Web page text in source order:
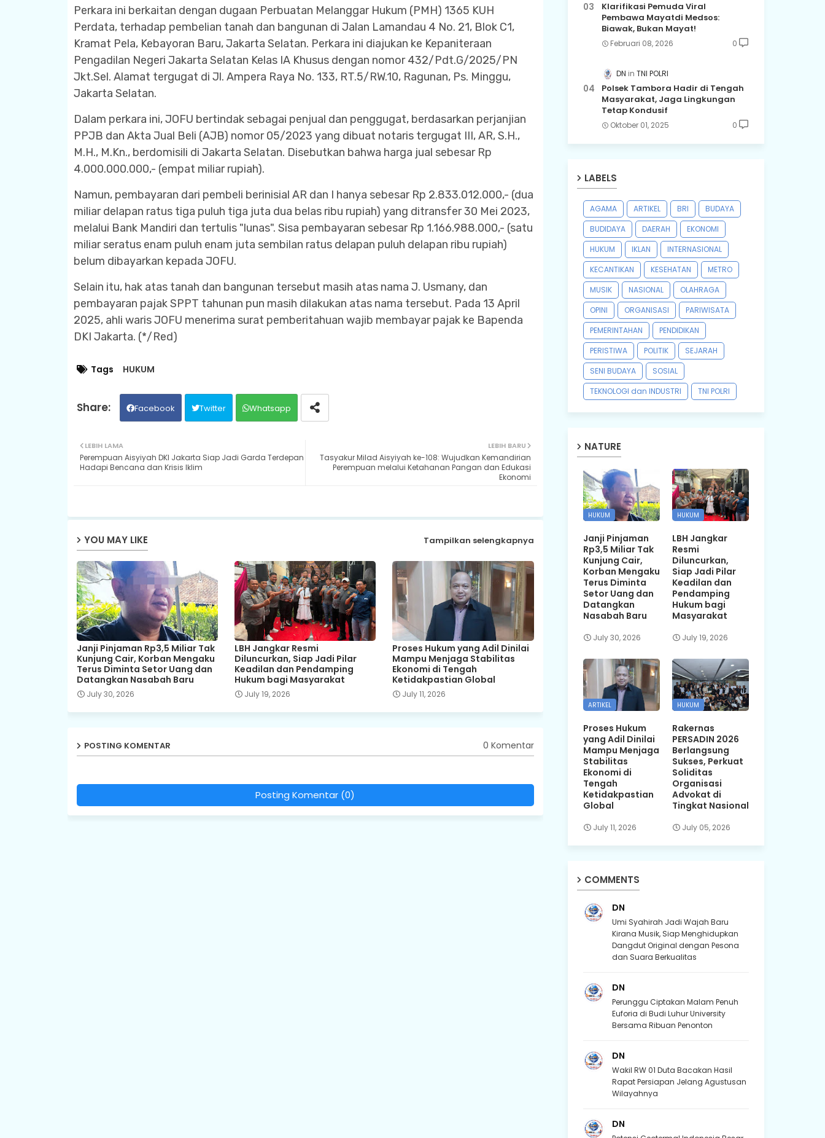
Perkara ini berkaitan dengan dugaan Perbuatan Melanggar Hukum (PMH) 1365 KUH
Perdata, terhadap pembelian tanah dan bangunan di Jalan Lamandau 4 No. 21, Blok C1,
Kramat Pela, Kebayoran Baru, Jakarta Selatan. Perkara ini diajukan ke Kepaniteraan
Pengadilan Negeri Jakarta Selatan Kelas IA Khusus dengan nomor 432/Pdt.G/2025/PN
Jkt.Sel. Alamat tergugat di Jl. Ampera Raya No. 133, RT.5/RW.10, Ragunan, Ps. Minggu,
Jakarta Selatan.
Dalam perkara ini, JOFU bertindak sebagai penjual dan penggugat, berdasarkan perjanjian
PPJB dan Akta Jual Beli (AJB) nomor 05/2023 yang dibuat notaris tergugat III, AR, S.H.,
M.H., M.Kn., berdomisili di Jakarta Selatan. Disebutkan bahwa harga jual sebesar Rp
4.000.000.000,- (empat miliar rupiah).
Namun, pembayaran dari pembeli berinisial AR dan I hanya sebesar Rp 2.833.012.000,- (dua
miliar delapan ratus tiga puluh tiga juta dua belas ribu rupiah) yang ditransfer 30 Mei 2023,
melalui Bank Mandiri dan tertulis "lunas". Sisa pembayaran sebesar Rp 1.166.988.000,- (satu
miliar seratus enam puluh enam juta sembilan ratus delapan puluh delapan ribu rupiah)
belum dibayarkan kepada JOFU.
Selain itu, hak atas tanah dan bangunan tersebut masih atas nama J. Usmany, dan
pembayaran pajak SPPT tahunan pun masih dilakukan atas nama tersebut. Pada 13 April
2025, ahli waris JOFU menerima surat pemberitahuan wajib membayar pajak ke Bapenda
DKI Jakarta. (*/Red)
Tags HUKUM
Facebook Twitter Whatsapp
LEBIH BARU
Tasyakur Milad Aisyiyah ke-108: Wujudkan Kemandirian
Perempuan melalui Ketahanan Pangan dan Edukasi
Ekonomi
LEBIH LAMA
Perempuan Aisyiyah DKI Jakarta Siap Jadi Garda Terdepan
Hadapi Bencana dan Krisis Iklim
YOU MAY LIKE Tampilkan selengkapnya
Janji Pinjaman Rp3,5 Miliar Tak
Kunjung Cair, Korban Mengaku
Terus Diminta Setor Uang dan
Datangkan Nasabah Baru
July 30, 2026
LBH Jangkar Resmi
Diluncurkan, Siap Jadi Pilar
Keadilan dan Pendamping
Hukum bagi Masyarakat
July 19, 2026
Proses Hukum yang Adil Dinilai
Mampu Menjaga Stabilitas
Ekonomi di Tengah
Ketidakpastian Global
July 11, 2026
POSTING KOMENTAR 0 Komentar
Posting Komentar (0)
Klarifikasi Pemuda Viral
Pembawa Mayatdi Medsos:
Biawak, Bukan Mayat!
Februari 08, 2026 0
DN TNI POLRI
Polsek Tambora Hadir di Tengah
Masyarakat, Jaga Lingkungan
Tetap Kondusif
Oktober 01, 2025 0
LABELS
AGAMA ARTIKEL BRI
BUDAYA
BUDIDAYA
DAERAH
EKONOMI
HUKUM
IKLAN
INTERNASIONAL
KECANTIKAN
KESEHATAN
METRO
MUSIK
NASIONAL
OLAHRAGA
OPINI
ORGANISASI
PARIWISATA
PEMERINTAHAN
PENDIDIKAN
PERISTIWA
POLITIK
SEJARAH
SENI BUDAYA
SOSIAL
TEKNOLOGI dan INDUSTRI
TNI POLRI
NATURE
HUKUM
Janji Pinjaman
Rp3,5 Miliar Tak
Kunjung Cair,
Korban Mengaku
Terus Diminta
Setor Uang dan
Datangkan
Nasabah Baru
July 30, 2026
HUKUM
LBH Jangkar
Resmi
Diluncurkan,
Siap Jadi Pilar
Keadilan dan
Pendamping
Hukum bagi
Masyarakat
July 19, 2026
ARTIKEL
Proses Hukum
yang Adil Dinilai
Mampu Menjaga
Stabilitas
Ekonomi di
Tengah
Ketidakpastian
Global
July 11, 2026
HUKUM
Rakernas
PERSADIN 2026
Berlangsung
Sukses, Perkuat
Soliditas
Organisasi
Advokat di
Tingkat Nasional
July 05, 2026
COMMENTS
DN
Umi Syahirah Jadi Wajah Baru
Kirana Musik, Siap Menghidupkan
Dangdut Original dengan Pesona
dan Suara Berkualitas
DN
Perunggu Ciptakan Malam Penuh
Euforia di Budi Luhur University
Bersama Ribuan Penonton
DN
Wakil RW 01 Duta Bacakan Hasil
Rapat Persiapan Jelang Agustusan
Wilayahnya
DN